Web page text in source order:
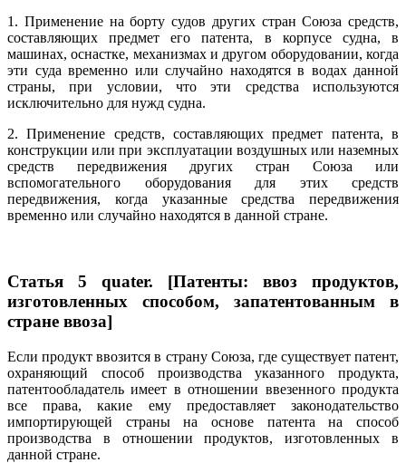
1. Применение на борту судов других стран Союза средств,
составляющих предмет его патента, в корпусе судна, в
машинах, оснастке, механизмах и другом оборудовании, когда
эти суда временно или случайно находятся в водах данной
страны, при условии, что эти средства используются
исключительно для нужд судна.
2. Применение средств, составляющих предмет патента, в
конструкции или при эксплуатации воздушных или наземных
средств передвижения других стран Союза или
вспомогательного оборудования для этих средств
передвижения, когда указанные средства передвижения
временно или случайно находятся в данной стране.
Статья 5 quater. [Патенты: ввоз продуктов,
изготовленных способом, запатентованным в
стране ввоза]
Если продукт ввозится в страну Союза, где существует патент,
охраняющий способ производства указанного продукта,
патентообладатель имеет в отношении ввезенного продукта
все права, какие ему предоставляет законодательство
импортирующей страны на основе патента на способ
производства в отношении продуктов, изготовленных в
данной стране.